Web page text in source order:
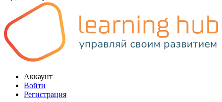
Аккаунт
Войти
Регистрация